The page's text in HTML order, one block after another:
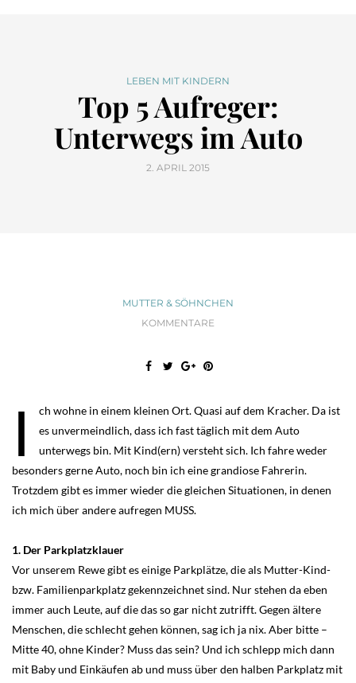
LEBEN MIT KINDERN
Top 5 Aufreger:
Unterwegs im Auto
2. APRIL 2015
MUTTER & SÖHNCHEN
KOMMENTARE
I
ch wohne in einem kleinen Ort. Quasi auf dem Kracher. Da ist
es unvermeindlich, dass ich fast täglich mit dem Auto
unterwegs bin. Mit Kind(ern) versteht sich. Ich fahre weder
besonders gerne Auto, noch bin ich eine grandiose Fahrerin.
Trotzdem gibt es immer wieder die gleichen Situationen, in denen
ich mich über andere aufregen MUSS.
1. Der Parkplatzklauer
Vor unserem Rewe gibt es einige Parkplätze, die als Mutter-Kind-
bzw. Familienparkplatz gekennzeichnet sind. Nur stehen da eben
immer auch Leute, auf die das so gar nicht zutrifft. Gegen ältere
Menschen, die schlecht gehen können, sag ich ja nix. Aber bitte –
Mitte 40, ohne Kinder? Muss das sein? Und ich schlepp mich dann
mit Baby und Einkäufen ab und muss über den halben Parkplatz mit